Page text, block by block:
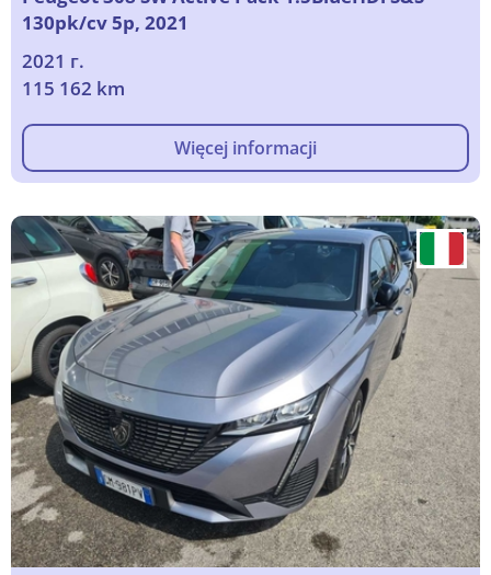
130pk/cv 5p, 2021
2021 г.
115 162 km
Więcej informacji